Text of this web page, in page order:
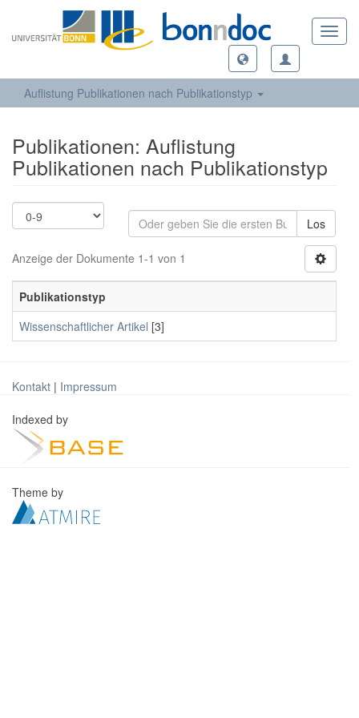
Auflistung Publikationen nach Publikationstyp
Publikationen: Auflistung
Publikationen nach Publikationstyp
Los
Anzeige der Dokumente 1-1 von 1
Publikationstyp
Wissenschaftlicher Artikel [3]
Kontakt | Impressum
Indexed by
Theme by